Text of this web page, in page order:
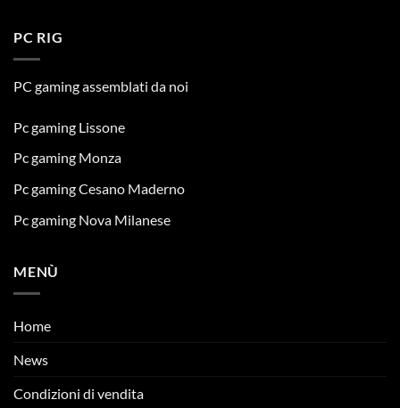
PC RIG
PC gaming assemblati da noi
Pc gaming Lissone
Pc gaming Monza
Pc gaming Cesano Maderno
Pc gaming Nova Milanese
MENÙ
Home
News
Condizioni di vendita